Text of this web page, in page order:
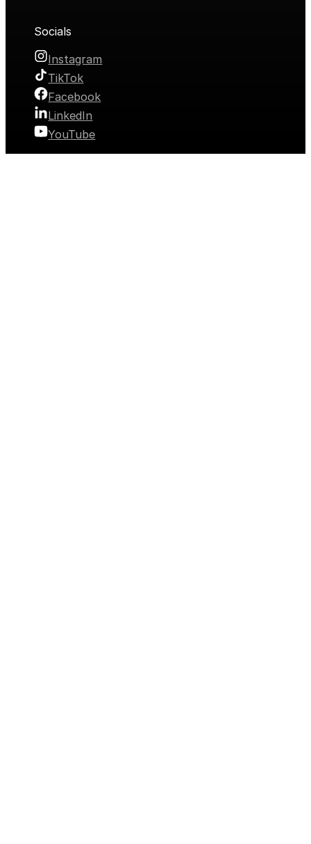
Socials
Instagram
TikTok
Facebook
LinkedIn
YouTube